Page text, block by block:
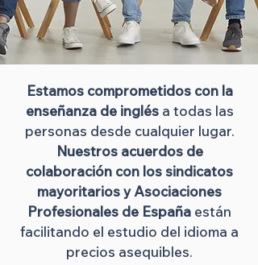
Estamos comprometidos con la
enseñanza de inglésa todas las
personas desde cualquier lugar.
Nuestros acuerdos de
colaboración con los sindicatos
mayoritarios y Asociaciones
Profesionales de España están
facilitando el estudio del idioma a
precios asequibles.